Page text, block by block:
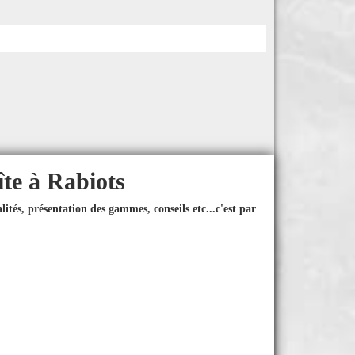
à Rabiots
présentation des gammes, conseils etc...c'est par